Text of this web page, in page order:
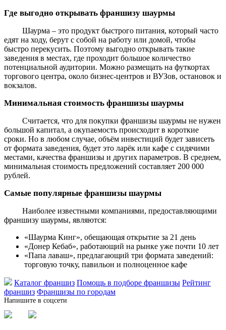
Где выгодно открывать франшизу шаурмы
Шаурма – это продукт быстрого питания, который часто
едят на ходу, берут с собой на работу или домой, чтобы
быстро перекусить. Поэтому выгодно открывать такие
заведения в местах, где проходит большое количество
потенциальной аудитории. Можно размещать на футкортах
торгового центра, около бизнес-центров и ВУЗов, остановок и
вокзалов.
Минимальная стоимость франшизы шаурмы
Считается, что для покупки франшизы шаурмы не нужен
большой капитал, а окупаемость происходит в короткие
сроки. Но в любом случае, объём инвестиций будет зависеть
от формата заведения, будет это ларёк или кафе с сидячими
местами, качества франшизы и других параметров. В среднем,
минимальная стоимость предложений составляет 200 000
рублей.
Самые популярные франшизы шаурмы
Наиболее известными компаниями, предоставляющими
франшизу шаурмы, являются:
«Шаурма Кинг», обещающая открытие за 21 день
«Донер Кебаб», работающий на рынке уже почти 10 лет
«Папа лаваш», предлагающий три формата заведений:
торговую точку, павильон и полноценное кафе
Каталог франшиз Помощь в подборе франшизы Рейтинг
франшиз Франшизы по городам
Напишите в соцсети